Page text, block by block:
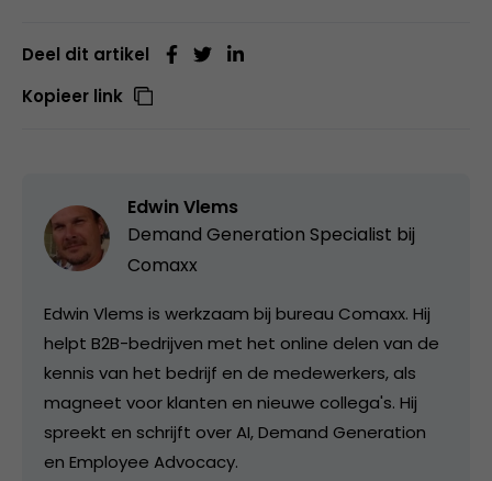
Deel dit artikel
Kopieer link
Edwin Vlems
Demand Generation Specialist bij
Comaxx
Edwin Vlems is werkzaam bij bureau Comaxx. Hij
helpt B2B-bedrijven met het online delen van de
kennis van het bedrijf en de medewerkers, als
magneet voor klanten en nieuwe collega's. Hij
spreekt en schrijft over AI, Demand Generation
en Employee Advocacy.